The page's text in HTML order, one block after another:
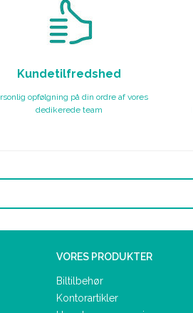
Kundetilfredshed
opfølgning på din ordre af vores
dedikerede team
VORES PRODUKTER
Biltilbehør
Kontorartikler